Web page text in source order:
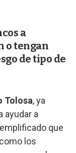
a
o tengan
de tipo de
Tolosa, ya
ayudar a
que
los